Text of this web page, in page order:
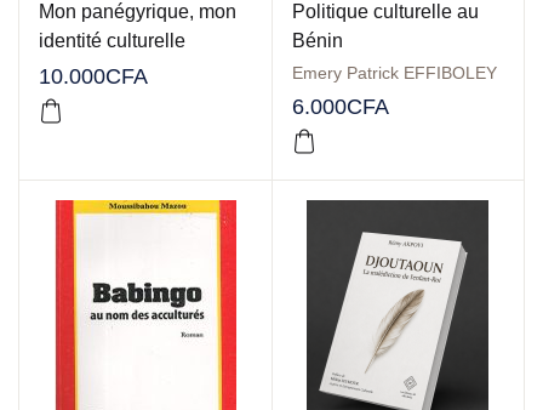
Mon panégyrique, mon
identité culturelle
10.000CFA
Politique culturelle au
Bénin
Emery Patrick EFFIBOLEY
6.000CFA